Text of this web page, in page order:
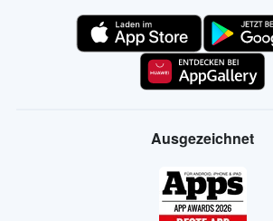
Ausgezeichnet